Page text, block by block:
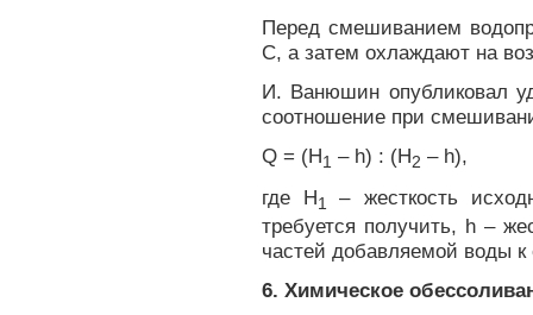
Перед смешиванием
С, а затем охлаждают на
И. Ванюшин опубликовал
соотношение при
Q = (H1 – h) : (H2 – h),
где H1
– жесткость
требуется получить, h –
частей добавляемой воды
6. Химическое